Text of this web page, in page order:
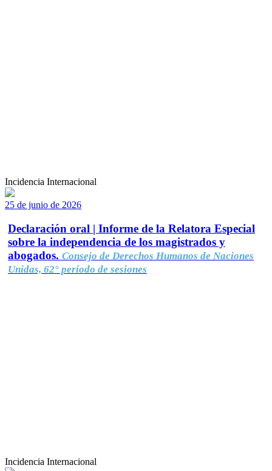
Incidencia Internacional
25 de junio de 2026
Declaración oral | Informe de la Relatora Especial
sobre la independencia de los magistrados y
abogados. Consejo de Derechos Humanos de Naciones
Unidas, 62° período de sesiones
Incidencia Internacional